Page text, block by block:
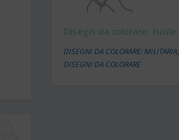
Disegni da colorare: Fucile
DISEGNI DA COLORARE: MILITARIA,
DISEGNI DA COLORARE